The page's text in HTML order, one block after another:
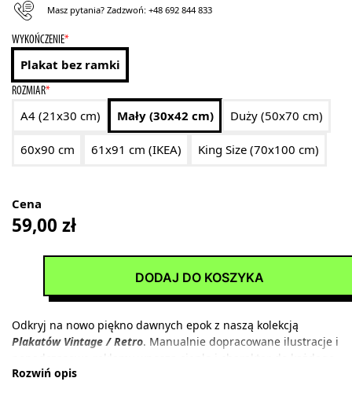
Masz pytania? Zadzwoń: +48 692 844 833
*
WYKOŃCZENIE
Plakat bez ramki
*
ROZMIAR
A4 (21x30 cm) Mały (30x42 cm) Duży (50x70 cm)
60x90 cm 61x91 cm (IKEA) King Size (70x100 cm)
Cena
59,00 zł
DODAJ DO KOSZYKA
Odkryj na nowo piękno dawnych epok z naszą kolekcją
Plakatów Vintage / Retro. Manualnie dopracowane ilustracje i
ponadczasowe reklamy wnoszą ciepło i charakter do każdego
wnętrza. Plakaty z tej kolekcji są rarytasem dla miłośników
Rozwiń opis